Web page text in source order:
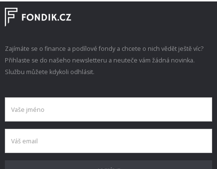
Zajímáte se o finance a podílové fondy a chcete o nich vědět ještě víc?
Přihlaste se do našeho newsletteru a neuteče vám žádná novinka.
Službu můžete kdykoli odhlásit.